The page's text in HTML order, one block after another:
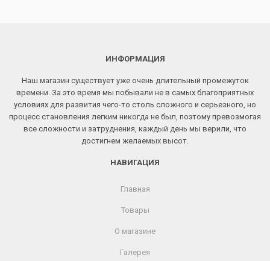
ИНФОРМАЦИЯ
Наш магазин существует уже очень длительный промежуток
времени. За это время мы побывали не в самых благоприятных
условиях для развития чего-то столь сложного и серьезного, но
процесс становления легким никогда не был, поэтому превозмогая
все сложности и затруднения, каждый день мы верили, что
достигнем желаемых высот.
НАВИГАЦИЯ
Главная
Товары
О магазине
Галерея